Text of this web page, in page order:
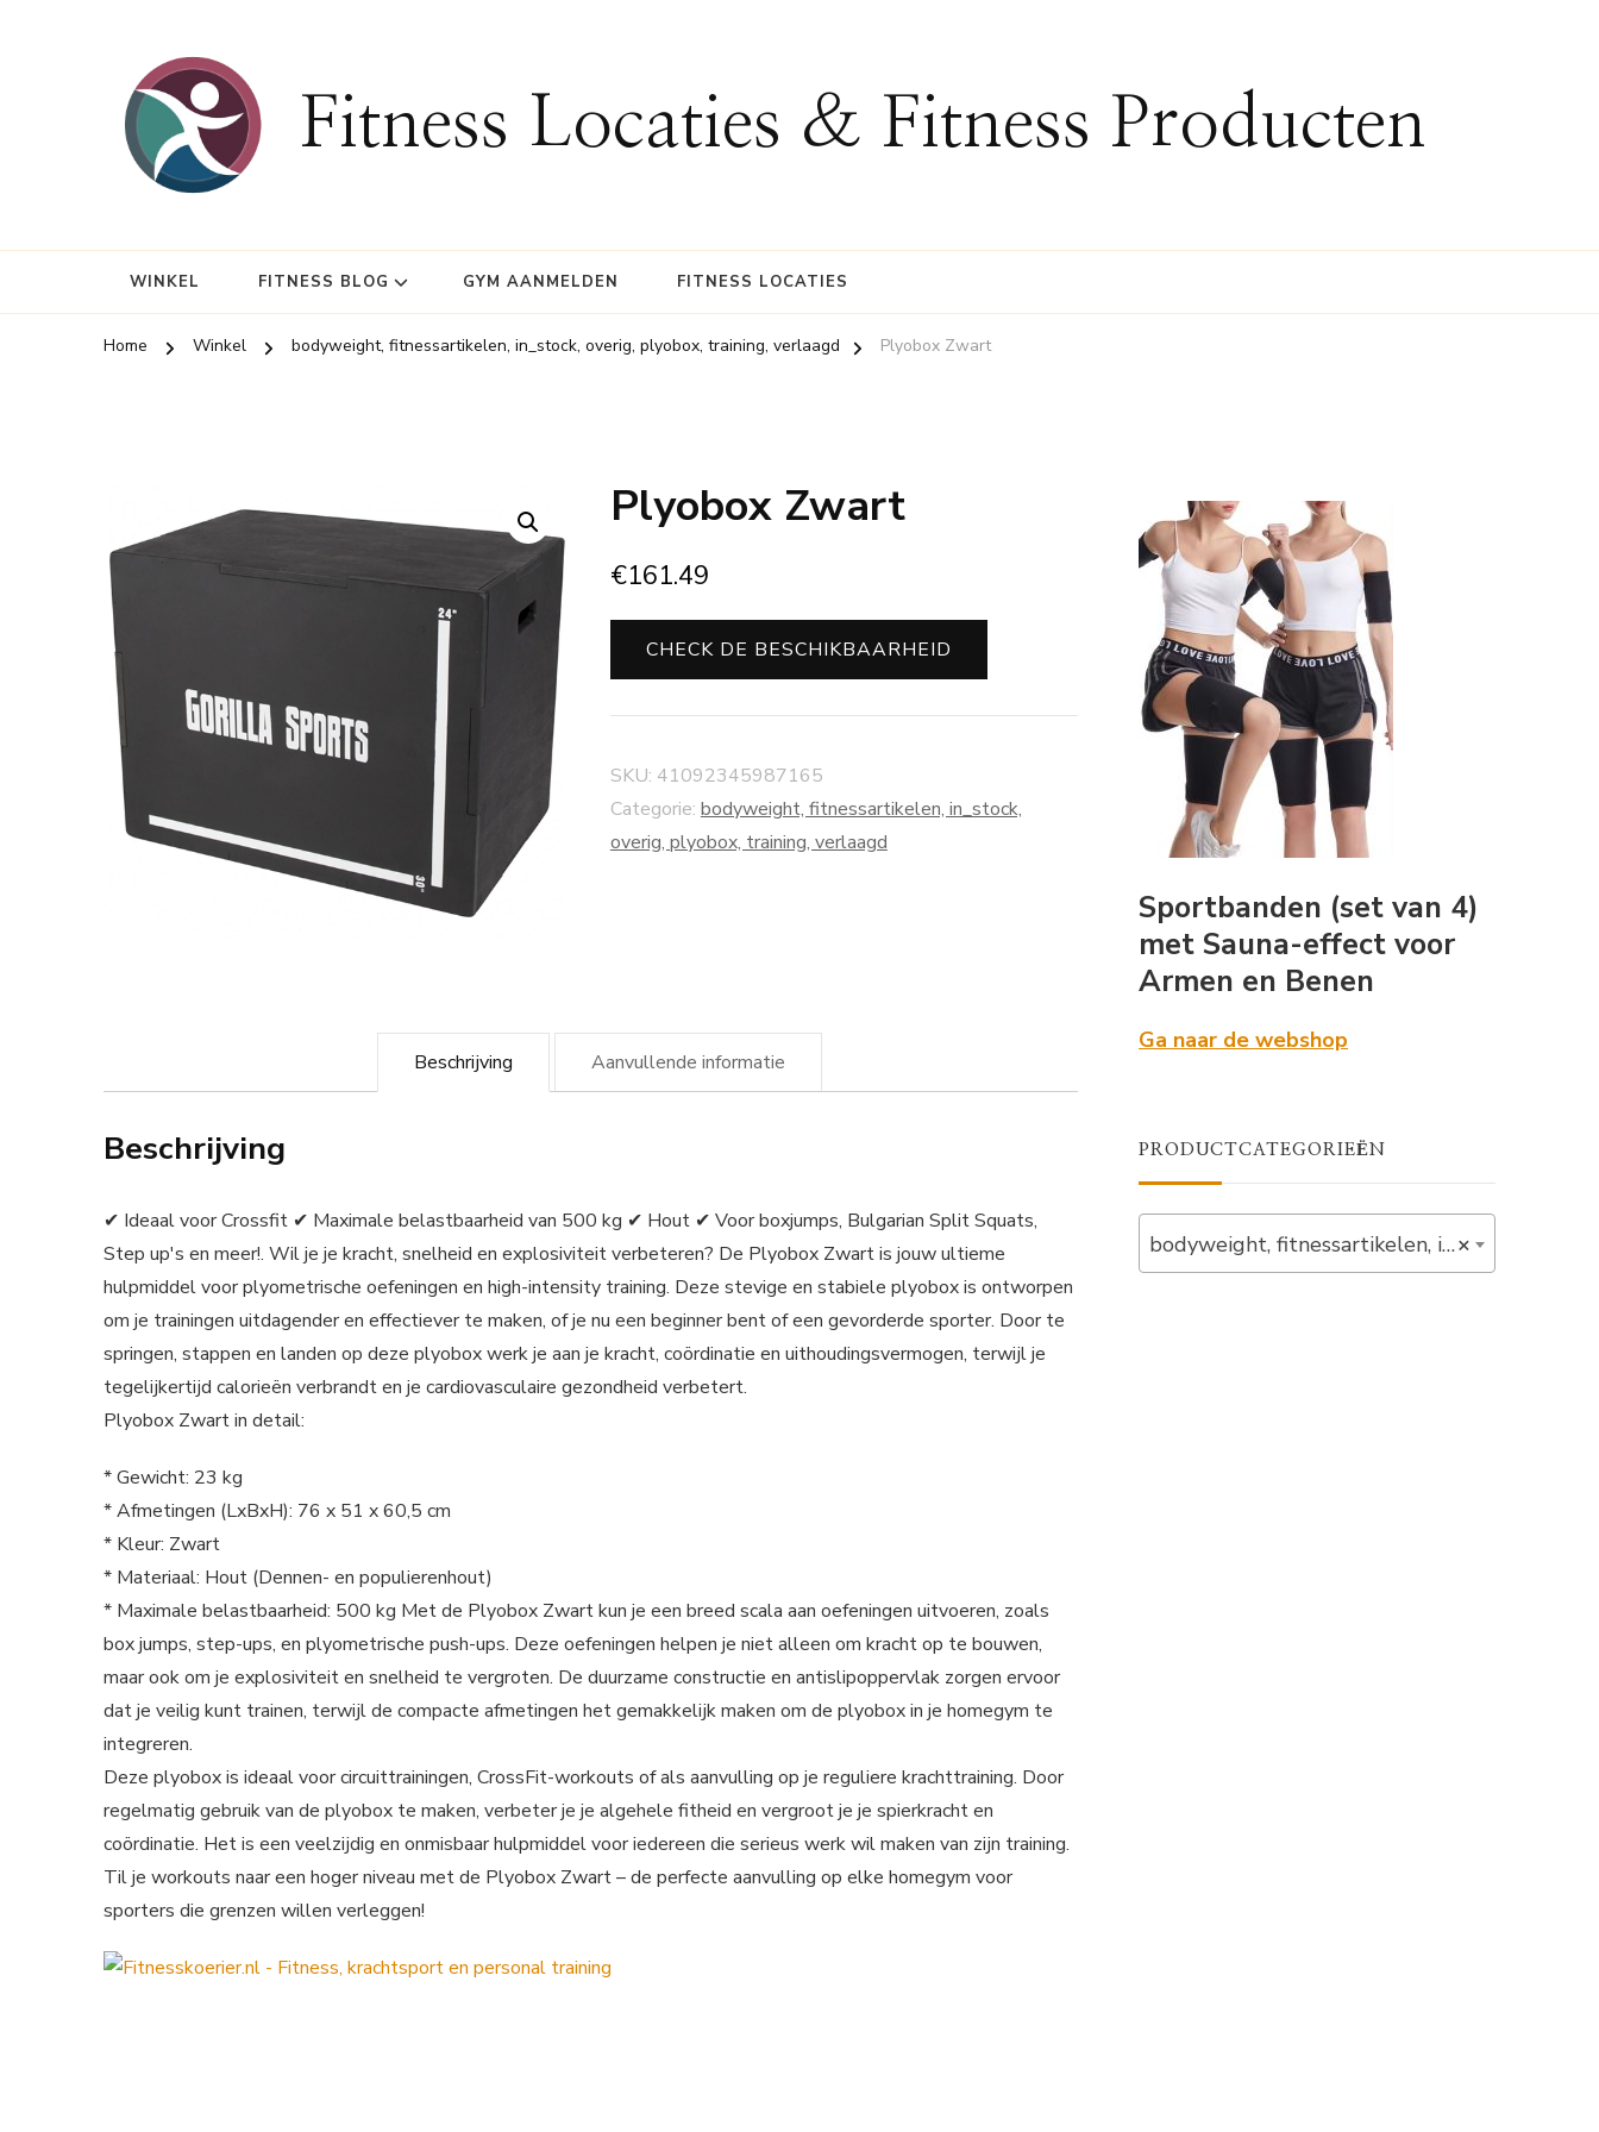
Fitness Locaties & Fitness Producten
WINKEL FITNESS BLOG GYM AANMELDEN FITNESS LOCATIES
Home Winkel bodyweight, fitnessartikelen, in_stock, overig, plyobox, training, verlaagd Plyobox Zwart
Plyobox Zwart
€161.49
CHECK DE BESCHIKBAARHEID
SKU: 41092345987165
Categorie: bodyweight, fitnessartikelen, in_stock,
overig, plyobox, training, verlaagd
Beschrijving Aanvullende informatie
Beschrijving
✔ Ideaal voor Crossfit ✔ Maximale belastbaarheid van 500 kg ✔ Hout ✔ Voor boxjumps, Bulgarian Split Squats,
Step up's en meer!. Wil je je kracht, snelheid en explosiviteit verbeteren? De Plyobox Zwart is jouw ultieme
hulpmiddel voor plyometrische oefeningen en high-intensity training. Deze stevige en stabiele plyobox is ontworpen
om je trainingen uitdagender en effectiever te maken, of je nu een beginner bent of een gevorderde sporter. Door te
springen, stappen en landen op deze plyobox werk je aan je kracht, coördinatie en uithoudingsvermogen, terwijl je
tegelijkertijd calorieën verbrandt en je cardiovasculaire gezondheid verbetert.
Plyobox Zwart in detail:
* Gewicht: 23 kg
* Afmetingen (LxBxH): 76 x 51 x 60,5 cm
* Kleur: Zwart
* Materiaal: Hout (Dennen- en populierenhout)
* Maximale belastbaarheid: 500 kg Met de Plyobox Zwart kun je een breed scala aan oefeningen uitvoeren, zoals
box jumps, step-ups, en plyometrische push-ups. Deze oefeningen helpen je niet alleen om kracht op te bouwen,
maar ook om je explosiviteit en snelheid te vergroten. De duurzame constructie en antislipoppervlak zorgen ervoor
dat je veilig kunt trainen, terwijl de compacte afmetingen het gemakkelijk maken om de plyobox in je homegym te
integreren.
Deze plyobox is ideaal voor circuittrainingen, CrossFit-workouts of als aanvulling op je reguliere krachttraining. Door
regelmatig gebruik van de plyobox te maken, verbeter je je algehele fitheid en vergroot je je spierkracht en
coördinatie. Het is een veelzijdig en onmisbaar hulpmiddel voor iedereen die serieus werk wil maken van zijn training.
Til je workouts naar een hoger niveau met de Plyobox Zwart – de perfecte aanvulling op elke homegym voor
sporters die grenzen willen verleggen!
Sportbanden (set van 4)
met Sauna-effect voor
Armen en Benen
Ga naar de webshop
PRODUCTCATEGORIEËN
×
bodyweight, fitnessartikelen, in_stock, overig, plyobox, training, verlaagd (1)